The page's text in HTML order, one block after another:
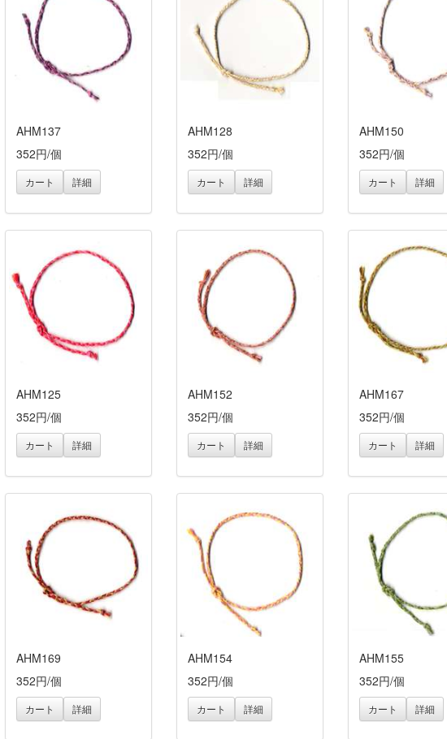
AHM137
352円/個
カート 詳細
AHM128
352円/個
カート 詳細
AHM150
352円/個
カート 詳細
AHM125
352円/個
カート 詳細
AHM152
352円/個
カート 詳細
AHM167
352円/個
カート 詳細
AHM169
352円/個
カート 詳細
AHM154
352円/個
カート 詳細
AHM155
352円/個
カート 詳細